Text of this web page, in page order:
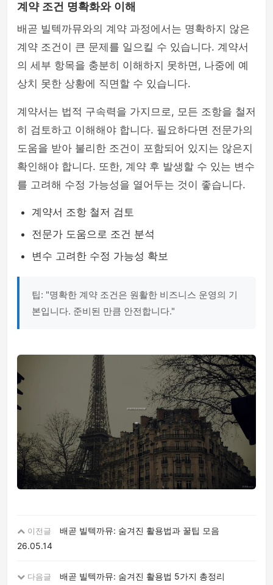
계약 조건 명확화와 이해
배곧 빌텍까뮤와의 계약 과정에서는 명확하지 않은
계약 조건이 큰 문제를 일으킬 수 있습니다. 계약서
의 세부 항목을 충분히 이해하지 못하면, 나중에 예
상치 못한 상황에 직면할 수 있습니다.
계약서는 법적 구속력을 가지므로, 모든 조항을 철저
히 검토하고 이해해야 합니다. 필요하다면 전문가의
도움을 받아 불리한 조건이 포함되어 있지는 않은지
확인해야 합니다. 또한, 계약 후 발생할 수 있는 변수
를 고려해 수정 가능성을 열어두는 것이 좋습니다.
계약서 조항 철저 검토
전문가 도움으로 조건 분석
변수 고려한 수정 가능성 확보
팁: "명확한 계약 조건은 원활한 비즈니스 운영의 기
본입니다. 준비된 만큼 안전합니다."
이전글
배곧 빌텍까뮤: 숨겨진 활용법과 꿀팁 모음
26.05.14
다음글
배곧 빌텍까뮤: 숨겨진 활용법 5가지 총정리